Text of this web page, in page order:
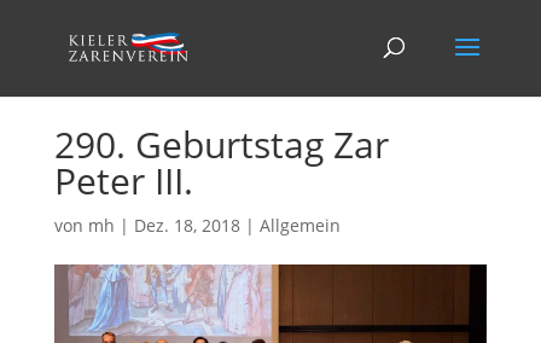
290. Geburtstag Zar
Peter III.
von mh | Dez. 18, 2018| Allgemein